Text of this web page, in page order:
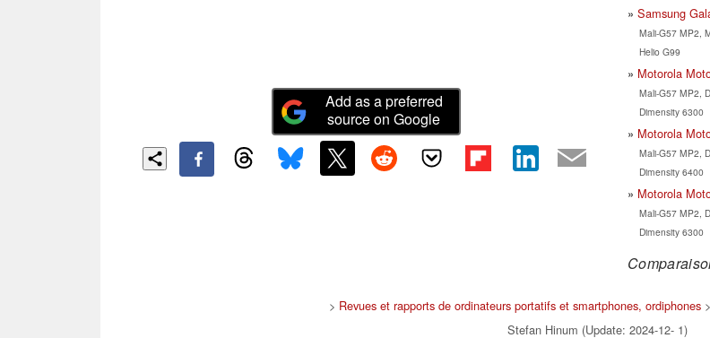
Add as a preferred
source on Google
Samsung
Mali-G57 MP2,
Helio G99
Motorola
Mali-G57 MP2,
Dimensity 6300
Motorola
Mali-G57 MP2,
Dimensity 6400
Motorola
Mali-G57 MP2,
Dimensity 6300
> Revues et rapports de ordinateurs portatifs et smartphones, ordiphones>
Stefan Hinum (Update: 2024-12- 1)